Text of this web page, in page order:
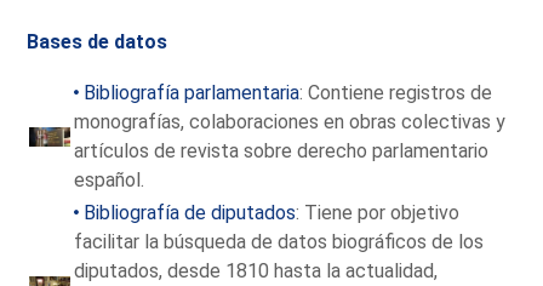
Bases de datos
Bibliografía parlamentaria: Contiene registros de
monografías, colaboraciones en obras colectivas y
artículos de revista sobre derecho parlamentario
español.
Bibliografía de diputados: Tiene por objetivo
facilitar la búsqueda de datos biográficos de los
diputados, desde 1810 hasta la actualidad,